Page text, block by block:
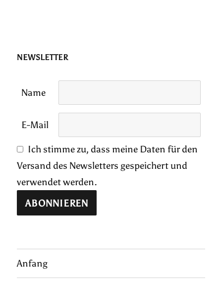
NEWSLETTER
Name
E-Mail
Ich stimme zu, dass meine Daten für den
Versand des Newsletters gespeichert und
verwendet werden.
Anfang